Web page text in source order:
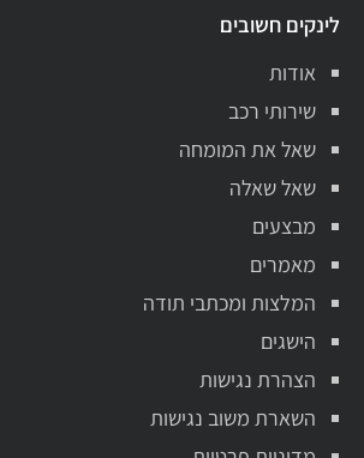
לינקים חשובים
אודות
שירותי רכב
שאל את המומחה
שאל שאלה
מבצעים
מאמרים
המלצות ומכתבי תודה
הישגים
הצהרת נגישות
השארת משוב נגישות